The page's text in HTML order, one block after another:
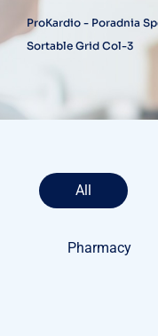
ProKardio - Poradnia
Sortable Grid Col-3
All
Pharmacy